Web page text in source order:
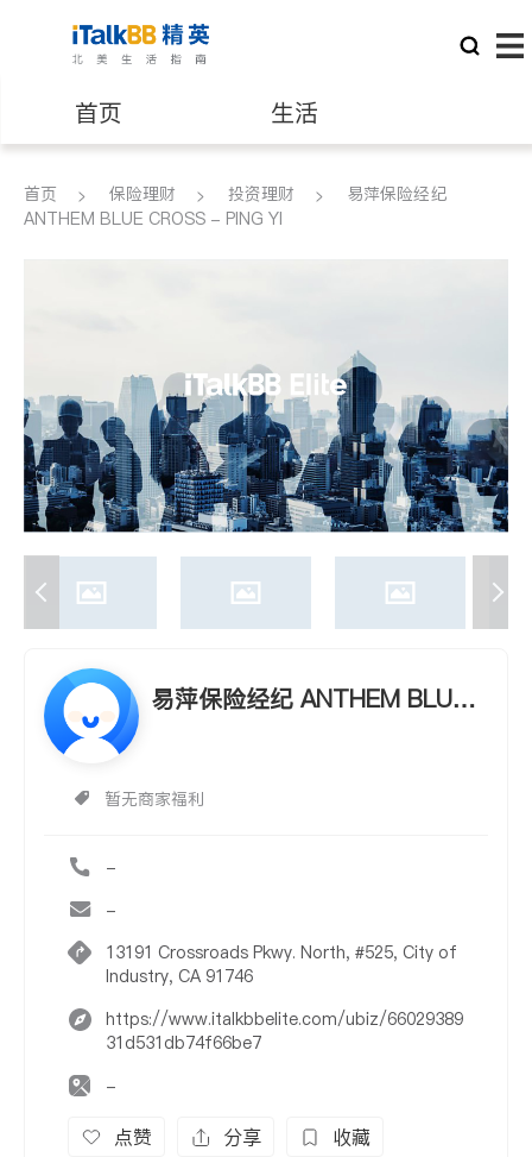
首页 生活
医生 律师
养老 非盈利组织
首页 保险理财 投资理财
易萍保险经纪
ANTHEM BLUE CROSS - PING YI
易萍保险经纪 ANTHEM BLUE
暂无商家福利
-
-
13191 Crossroads Pkwy. North, #525, City of
Industry, CA 91746
https://www.italkbbelite.com/ubiz/66029389
31d531db74f66be7
-
点赞 分享 收藏